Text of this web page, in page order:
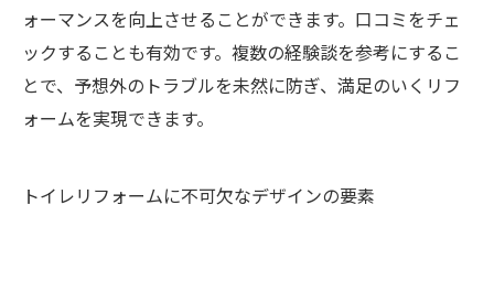
ォーマンスを向上させることができます。口コミをチェ
ックすることも有効です。複数の経験談を参考にするこ
とで、予想外のトラブルを未然に防ぎ、満足のいくリフ
ォームを実現できます。
トイレリフォームに不可欠なデザインの要素